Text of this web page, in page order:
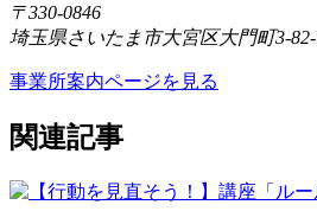
〒330-0846
埼玉県さいたま市大宮区大門町3-
事業所案内ページを見る
関連記事